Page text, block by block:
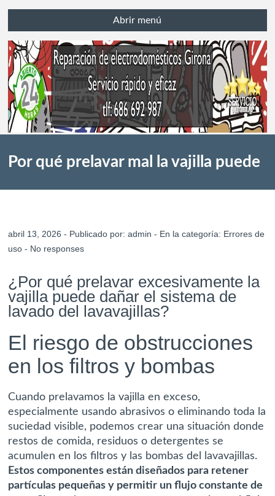
Abrir menú
Por qué prelavar mal la vajilla puede
abril 13, 2026 - Publicado por:admin - En la categoría: Errores de
uso - No responses
¿Por qué prelavar excesivamente la
vajilla puede dañar el sistema de
lavado del lavavajillas?
El riesgo de obstrucciones
en los filtros y bombas
Cuando prelavamos la vajilla en exceso,
especialmente usando abrasivos o eliminando toda la
suciedad visible, podemos crear una situación donde
restos de comida, residuos o detergentes se
acumulen en los filtros y las bombas del lavavajillas.
Estos componentes están diseñados para retener
partículas pequeñas y permitir un flujo constante de